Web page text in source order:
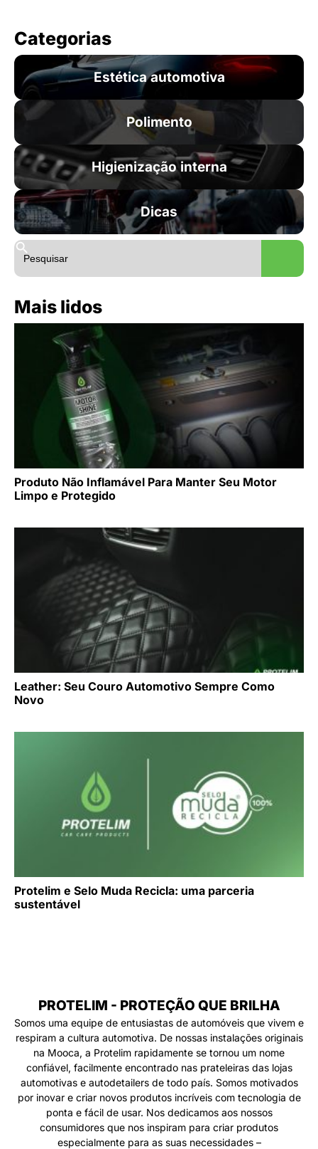
Categorias
Estética automotiva
Polimento
Higienização interna
Dicas
Search
for:
Search
Mais lidos
Produto Não Inflamável Para Manter Seu Motor
Limpo e Protegido
Leather: Seu Couro Automotivo Sempre Como
Novo
Protelim e Selo Muda Recicla: uma parceria
sustentável
PROTELIM - PROTEÇÃO QUE BRILHA
Somos uma equipe de entusiastas de automóveis que vivem e
respiram a cultura automotiva. De nossas instalações originais
na Mooca, a Protelim rapidamente se tornou um nome
confiável, facilmente encontrado nas prateleiras das lojas
automotivas e autodetailers de todo país. Somos motivados
por inovar e criar novos produtos incríveis com tecnologia de
ponta e fácil de usar. Nos dedicamos aos nossos
consumidores que nos inspiram para criar produtos
especialmente para as suas necessidades –